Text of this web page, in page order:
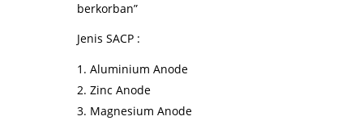
berkorban”
Jenis SACP :
Aluminium Anode
Zinc Anode
Magnesium Anode